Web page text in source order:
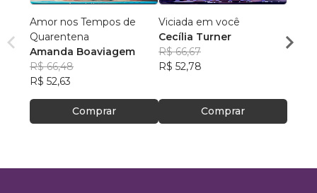
Amor nos Tempos de
Quarentena
Amanda Boaviagem
R$ 66,48
R$ 52,63
Comprar
Viciada em você
Cecília Turner
R$ 66,67
R$ 52,78
Comprar
R$